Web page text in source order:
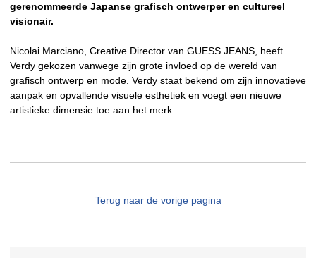
gerenommeerde Japanse grafisch ontwerper en cultureel
visionair.
Nicolai Marciano, Creative Director van GUESS JEANS, heeft
Verdy gekozen vanwege zijn grote invloed op de wereld van
grafisch ontwerp en mode. Verdy staat bekend om zijn innovatieve
aanpak en opvallende visuele esthetiek en voegt een nieuwe
artistieke dimensie toe aan het merk.
Terug naar de vorige pagina